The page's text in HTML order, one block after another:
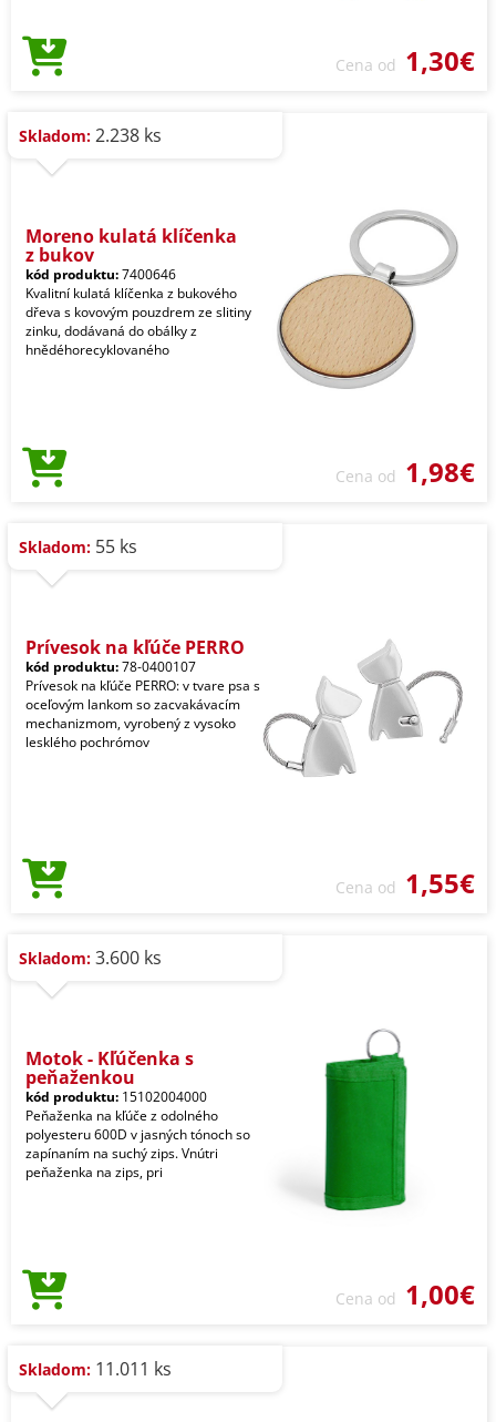
Cena od 1,30€
Skladom: 2.238 ks
Moreno kulatá klíčenka
z bukov
kód produktu:7400646
Kvalitní kulatá klíčenka z bukového
dřeva s kovovým pouzdrem ze slitiny
zinku, dodávaná do obálky z
hnědéhorecyklovaného
Cena od 1,98€
Skladom: 55 ks
Prívesok na kľúče PERRO
kód produktu:78-0400107
Prívesok na kľúče PERRO: v tvare psa s
oceľovým lankom so zacvakávacím
mechanizmom, vyrobený z vysoko
lesklého pochrómov
Cena od 1,55€
Skladom: 3.600 ks
Motok - Kľúčenka s
peňaženkou
kód produktu: 15102004000
Peňaženka na kľúče z odolného
polyesteru 600D v jasných tónoch so
zapínaním na suchý zips. Vnútri
peňaženka na zips, pri
Cena od 1,00€
Skladom: 11.011 ks